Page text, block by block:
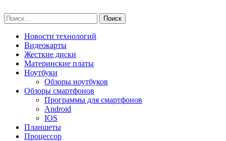
to
content
Найти:
Новости технологий
Видеокарты
Жесткие диски
Материнские платы
Ноутбуки
Обзоры ноутбуков
Обзоры смартфонов
Программы для смартфонов
Android
IOS
Планшеты
Процессор